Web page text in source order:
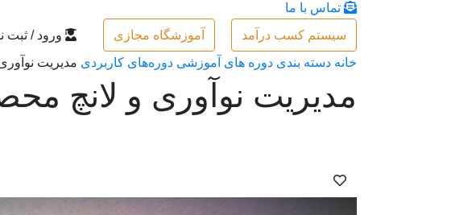
تماس با ما
سیستم کسب درآمد
آموزشگاه مجازی
ورود / ثبت
خانه دسته بندی دوره های آموزشی دوره‌های کاربردی مدیریت
مدیریت نوآوری و لانچ